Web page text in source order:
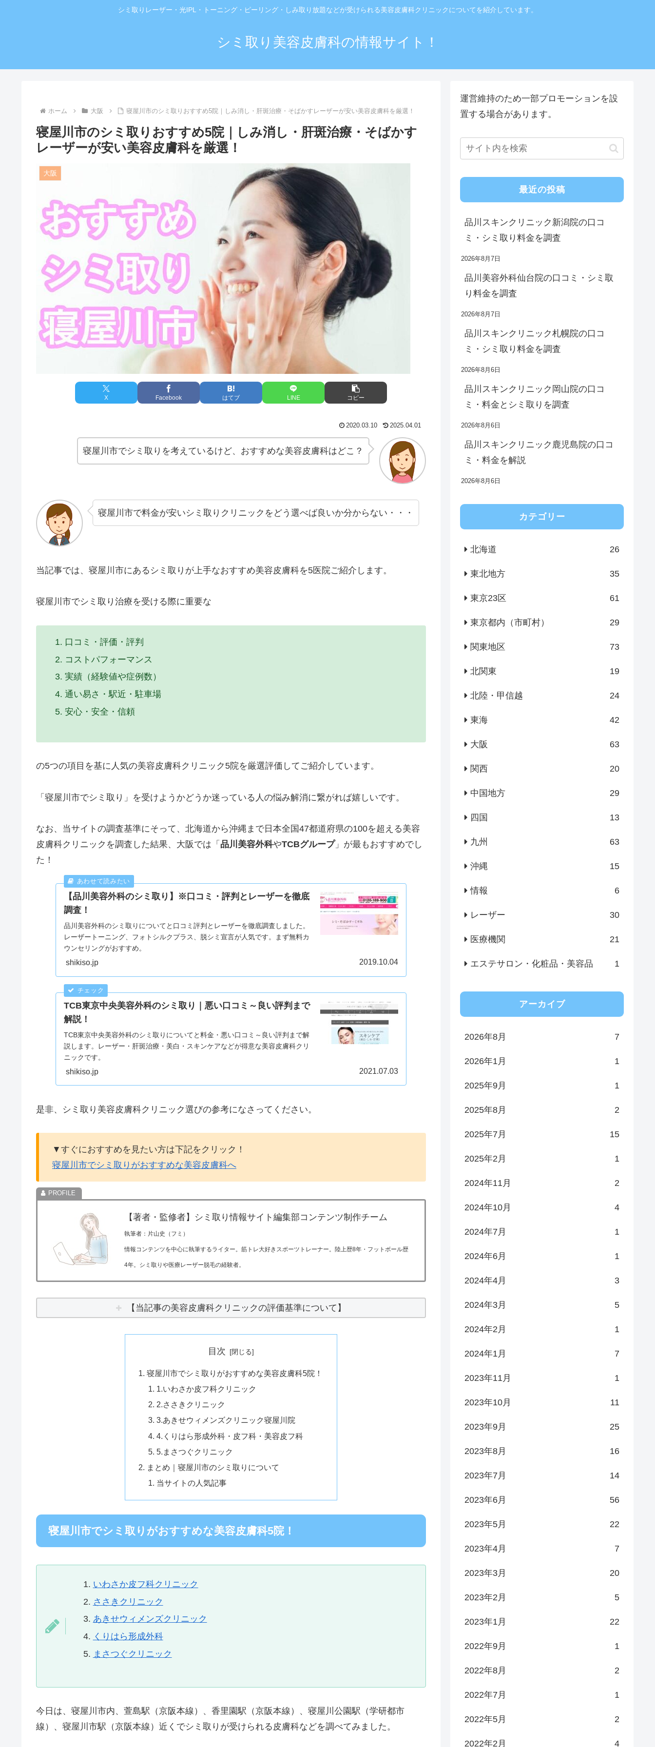
シミ取りレーザー・光IPL・トーニング・ピーリング・しみ取り放題などが受けられる美容皮膚科クリニックについてを紹介しています。
シミ取り美容皮膚科の情報サイト！
ホーム 大阪 寝屋川市のシミ取りおすすめ5院｜しみ消し・肝斑治療・そばかすレーザーが安い美容皮膚科を厳選！
寝屋川市のシミ取りおすすめ5院｜しみ消し・肝斑治療・そばかす
レーザーが安い美容皮膚科を厳選！
大阪
X Facebook はてブ LINE コピー
2020.03.10 2025.04.01
寝屋川市でシミ取りを考えているけど、おすすめな美容皮膚科はどこ？
寝屋川市で料金が安いシミ取りクリニックをどう選べば良いか分からない・・・
当記事では、寝屋川市にあるシミ取りが上手なおすすめ美容皮膚科を5医院ご紹介します。
寝屋川市でシミ取り治療を受ける際に重要な
口コミ・評価・評判
コストパフォーマンス
実績（経験値や症例数）
通い易さ・駅近・駐車場
安心・安全・信頼
の5つの項目を基に人気の美容皮膚科クリニック5院を厳選評価してご紹介しています。
「寝屋川市でシミ取り」を受けようかどうか迷っている人の悩み解消に繋がれば嬉しいです。
なお、当サイトの調査基準にそって、北海道から沖縄まで日本全国47都道府県の100を超える美容
皮膚科クリニックを調査した結果、大阪では「 品川美容外科やTCBグループ」が最もおすすめでし
た！
【品川美容外科のシミ取り】※口コミ・評判とレーザーを徹底
調査！
品川美容外科のシミ取りについてと口コミ評判とレーザーを徹底調査しました。
レーザートーニング、フォトシルクプラス、脱シミ宣言が人気です。まず無料カ
ウンセリングがおすすめ。
shikiso.jp 2019.10.04
TCB東京中央美容外科のシミ取り｜悪い口コミ～良い評判まで
解説！
TCB東京中央美容外科のシミ取りについてと料金・悪い口コミ～良い評判まで解
説します。レーザー・肝斑治療・美白・スキンケアなどが得意な美容皮膚科クリ
ニックです。
shikiso.jp 2021.07.03
是非、シミ取り美容皮膚科クリニック選びの参考になさってください。
▼すぐにおすすめを見たい方は下記をクリック！
寝屋川市でシミ取りがおすすめな美容皮膚科へ
【著者・監修者】シミ取り情報サイト編集部コンテンツ制作チーム
執筆者：片山史（フミ）
情報コンテンツを中心に執筆するライター。筋トレ大好きスポーツトレーナー。陸上歴8年・フットボール歴
4年。シミ取りや医療レーザー脱毛の経験者。
【当記事の美容皮膚科クリニックの評価基準について】
目次
寝屋川市でシミ取りがおすすめな美容皮膚科5院！
1.いわさか皮フ科クリニック
2.ささきクリニック
3.あきせウィメンズクリニック寝屋川院
4.くりはら形成外科・皮フ科・美容皮フ科
5.まさつぐクリニック
まとめ｜寝屋川市のシミ取りについて
当サイトの人気記事
寝屋川市でシミ取りがおすすめな美容皮膚科5院！
いわさか皮フ科クリニック
ささきクリニック
あきせウィメンズクリニック
くりはら形成外科
まさつぐクリニック
今日は、寝屋川市内、萱島駅（京阪本線）、香里園駅（京阪本線）、寝屋川公園駅（学研都市
線）、寝屋川市駅（京阪本線）近くでシミ取りが受けられる皮膚科などを調べてみました。
運営維持のため一部プロモーションを設
置する場合があります。
最近の投稿
品川スキンクリニック新潟院の口コ
ミ・シミ取り料金を調査
2026年8月7日
品川美容外科仙台院の口コミ・シミ取
り料金を調査
2026年8月7日
品川スキンクリニック札幌院の口コ
ミ・シミ取り料金を調査
2026年8月6日
品川スキンクリニック岡山院の口コ
ミ・料金とシミ取りを調査
2026年8月6日
品川スキンクリニック鹿児島院の口コ
ミ・料金を解説
2026年8月6日
カテゴリー
北海道 26
東北地方 35
東京23区 61
東京都内（市町村） 29
関東地区 73
北関東 19
北陸・甲信越 24
東海 42
大阪 63
関西 20
中国地方 29
四国 13
九州 63
沖縄 15
情報 6
レーザー 30
医療機関 21
エステサロン・化粧品・美容品 1
アーカイブ
2026年8月 7
2026年1月 1
2025年9月 1
2025年8月 2
2025年7月 15
2025年2月 1
2024年11月 2
2024年10月 4
2024年7月 1
2024年6月 1
2024年4月 3
2024年3月 5
2024年2月 1
2024年1月 7
2023年11月 1
2023年10月 11
2023年9月 25
2023年8月 16
2023年7月 14
2023年6月 56
2023年5月 22
2023年4月 7
2023年3月 20
2023年2月 5
2023年1月 22
2022年9月 1
2022年8月 2
2022年7月 1
2022年5月 2
2022年2月 4